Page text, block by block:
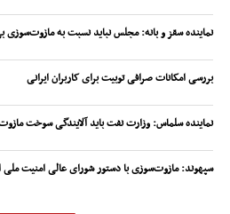
نماینده سقز و بانه: مجلس نباید نسبت به مازوت‌سوزی
بررسی امکانات صرافی توبیت برای کاربران ایرانی
نماینده سلماس: وزارت نفت باید آلایندگی سوخت
سپهوند:‌ مازوت‌سوزی با دستور شورای عالی امنیت